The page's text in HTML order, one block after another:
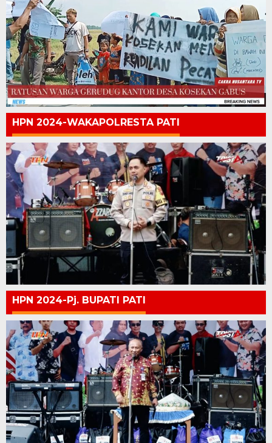
HPN 2024-WAKAPOLRESTA PATI
HPN 2024-Pj. BUPATI PATI